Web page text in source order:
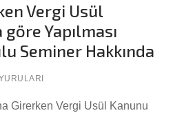
Vergi Usül
Yapılması
Seminer Hakkında
Girerken Vergi Usül Kanunu